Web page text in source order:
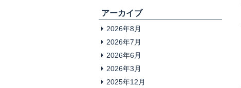
アーカイブ
2026年8月
2026年7月
2026年6月
2026年3月
2025年12月